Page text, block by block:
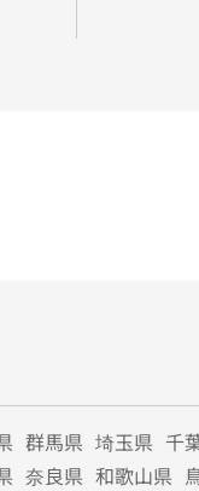
群馬県 埼玉県 千
奈良県 和歌山県